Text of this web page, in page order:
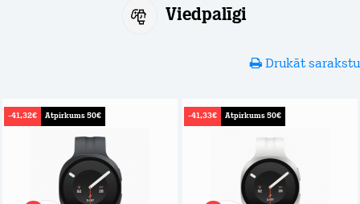
Viedpalīgi
Drukāt sarakstu
-41,32€ Atpirkums 50€ -41,33€ Atpirkums 50€